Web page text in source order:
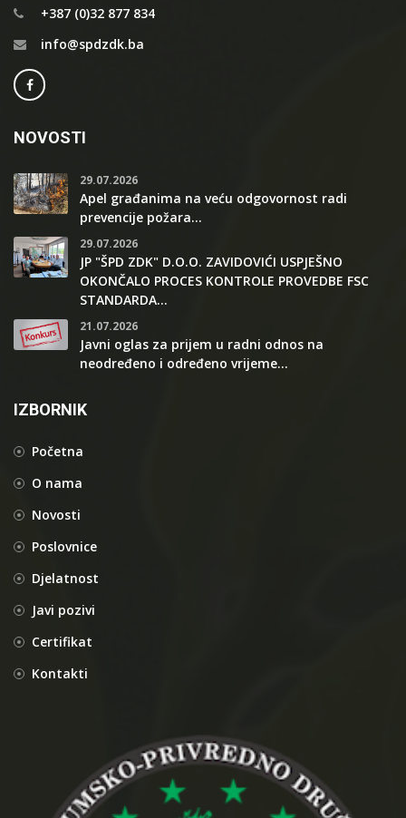
+387 (0)32 877 834
info@spdzdk.ba
NOVOSTI
29.07.2026
Apel građanima na veću odgovornost radi
prevencije požara...
29.07.2026
JP "ŠPD ZDK" D.O.O. ZAVIDOVIĆI USPJEŠNO
OKONČALO PROCES KONTROLE PROVEDBE FSC
STANDARDA...
21.07.2026
Javni oglas za prijem u radni odnos na
neodređeno i određeno vrijeme...
IZBORNIK
Početna
O nama
Novosti
Poslovnice
Djelatnost
Javi pozivi
Certifikat
Kontakti